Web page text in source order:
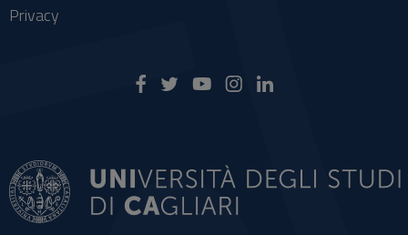
Privacy